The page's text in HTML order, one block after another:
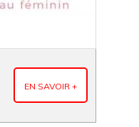
EN SAVOIR +